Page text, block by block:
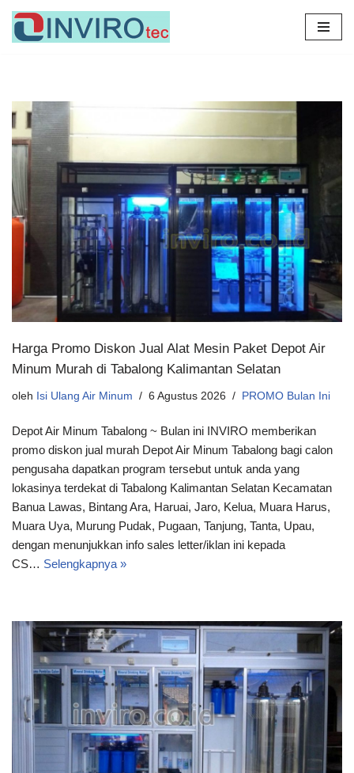
Lompat
Harga Promo Diskon Jual Alat Mesin Paket Depot Air
Minum Murah di Tabalong Kalimantan Selatan
oleh Isi Ulang Air Minum 6 Agustus 2026 PROMO Bulan Ini
Depot Air Minum Tabalong ~ Bulan ini INVIRO memberikan
promo diskon jual murah Depot Air Minum Tabalong bagi calon
pengusaha dapatkan program tersebut untuk anda yang
lokasinya terdekat di Tabalong Kalimantan Selatan Kecamatan
Banua Lawas, Bintang Ara, Haruai, Jaro, Kelua, Muara Harus,
Muara Uya, Murung Pudak, Pugaan, Tanjung, Tanta, Upau,
dengan menunjukkan info sales letter/iklan ini kepada
CS… Selengkapnya »